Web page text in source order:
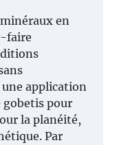
en
faire
application
gobetis pour
la planéité,
Par